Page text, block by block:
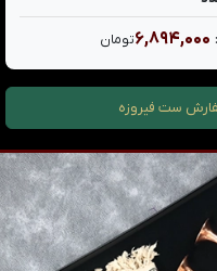
۶,۸۹۴,۰۰۰تومان
ست فیروزه